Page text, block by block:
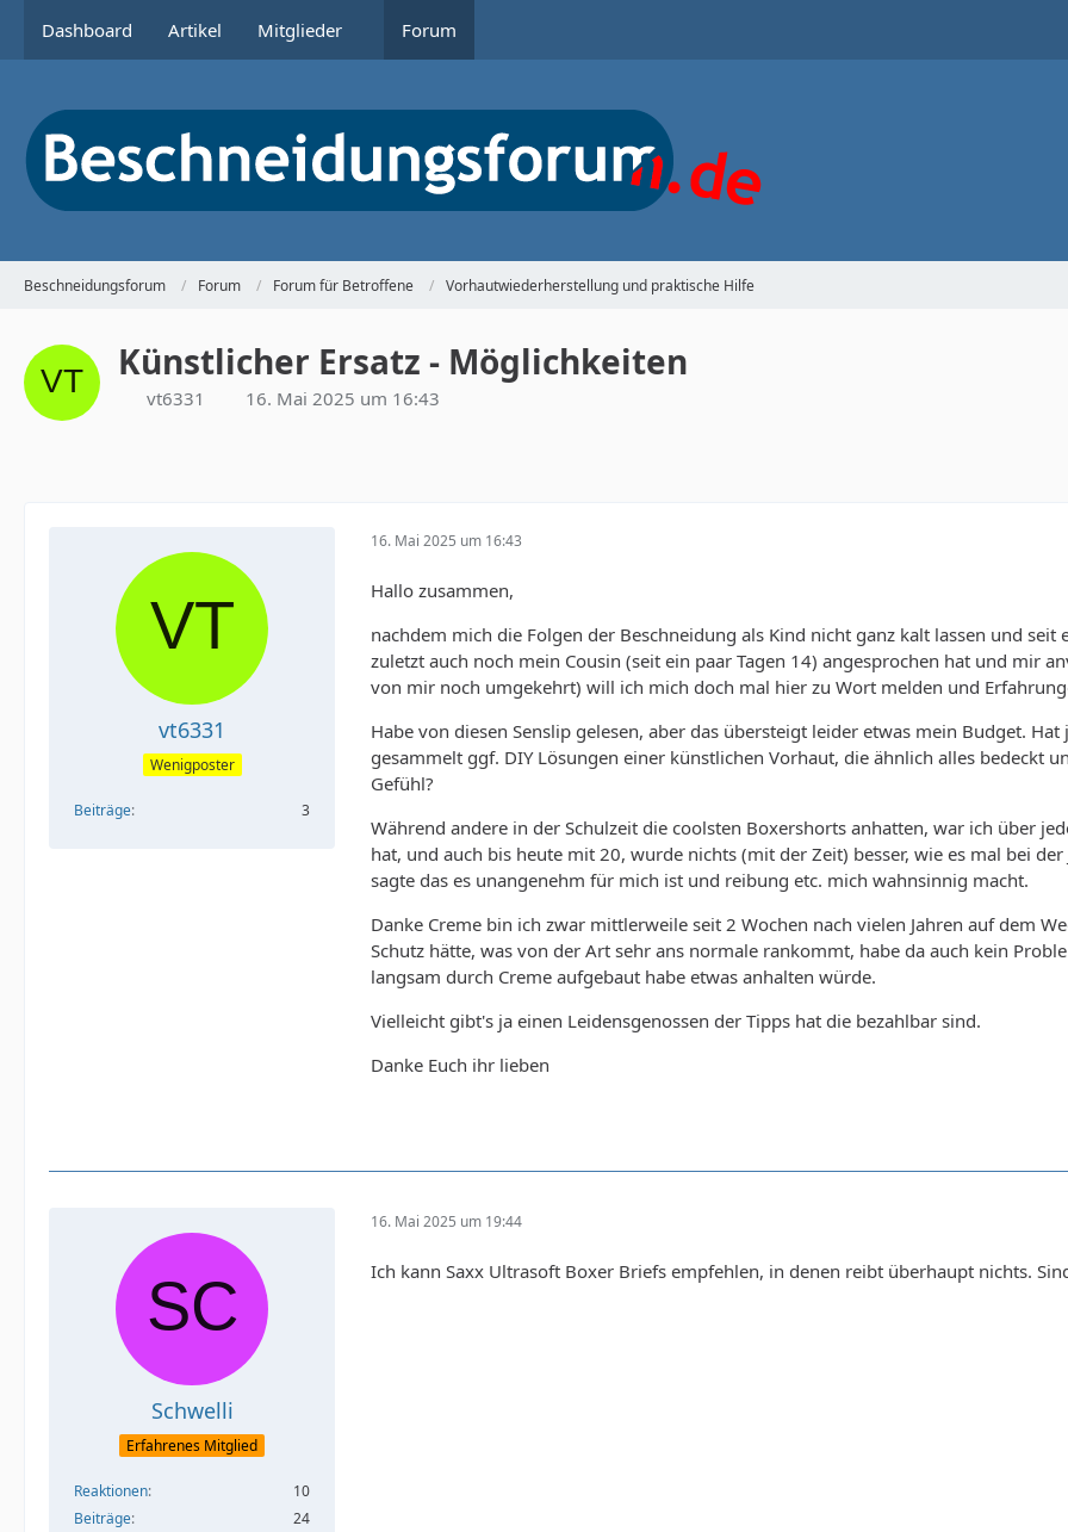
Dashboard Artikel Mitglieder Forum
Beschneidungsforum Forum Forum für Betroffene Vorhautwiederherstellung und praktische Hilfe
Künstlicher Ersatz - Möglichkeiten
vt6331 16. Mai 2025 um 16:43
vt6331
Wenigposter
Beiträge 3
16. Mai 2025 um 16:43
Hallo zusammen,
nachdem mich die Folgen der Beschneidung als Kind nicht ganz kalt lassen und
zuletzt auch noch mein Cousin (seit ein paar Tagen 14) angesprochen hat und mir
von mir noch umgekehrt) will ich mich doch mal hier zu Wort melden und
Habe von diesen Senslip gelesen, aber das übersteigt leider etwas mein Budget.
gesammelt ggf. DIY Lösungen einer künstlichen Vorhaut, die ähnlich alles bedeckt
Gefühl?
Während andere in der Schulzeit die coolsten Boxershorts anhatten, war ich über
hat, und auch bis heute mit 20, wurde nichts (mit der Zeit) besser, wie es mal bei
sagte das es unangenehm für mich ist und reibung etc. mich wahnsinnig macht.
Danke Creme bin ich zwar mittlerweile seit 2 Wochen nach vielen Jahren auf dem
Schutz hätte, was von der Art sehr ans normale rankommt, habe da auch kein
langsam durch Creme aufgebaut habe etwas anhalten würde.
Vielleicht gibt's ja einen Leidensgenossen der Tipps hat die bezahlbar sind.
Danke Euch ihr lieben
Schwelli
Erfahrenes Mitglied
Reaktionen
10
Beiträge
24
16. Mai 2025 um 19:44
Ich kann Saxx Ultrasoft Boxer Briefs empfehlen, in denen reibt überhaupt nichts.